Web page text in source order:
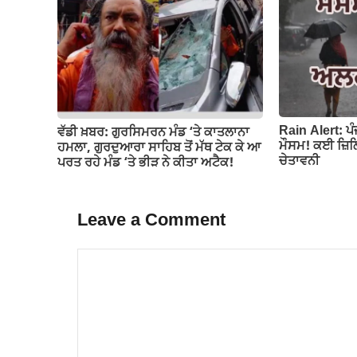
ਵੱਡੀ ਖ਼ਬਰ: ਗੁਰਸਿਮਰਨ ਮੰਡ ‘ਤੇ ਕਾਤਲਾਨਾ
ਹਮਲਾ, ਗੁਰਦੁਆਰਾ ਸਾਹਿਬ ਤੋਂ ਮੱਥ ਟੇਕ ਕੇ ਆ
ਪਰਤ ਰਹੇ ਮੰਡ ‘ਤੇ ਭੀੜ ਨੇ ਕੀਤਾ ਅਟੈਕ!
Rain Alert:
ਮੌਸਮ! ਕਈ
ਚੇਤਾਵਨੀ
Leave a Comment